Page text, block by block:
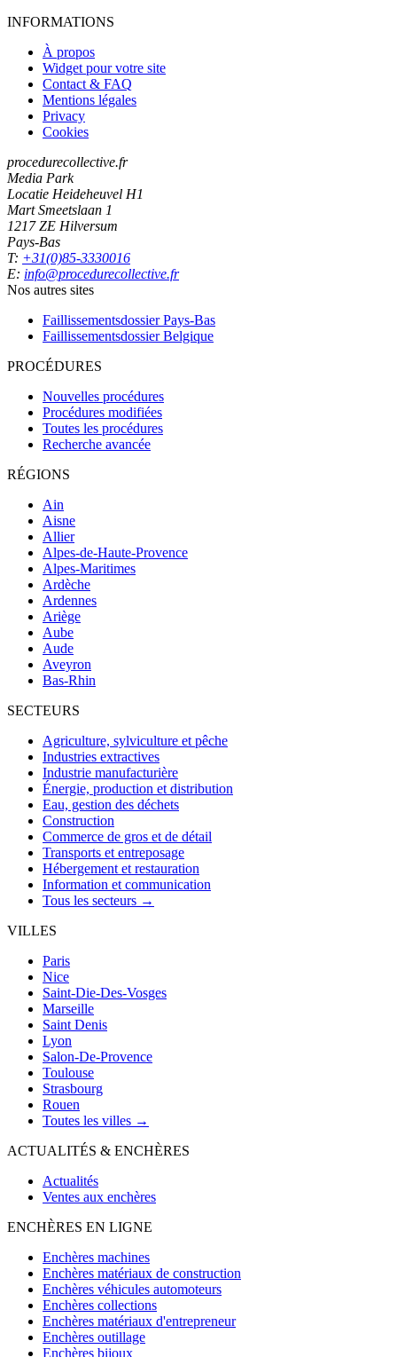
INFORMATIONS
À propos
Widget pour votre site
Contact & FAQ
Mentions légales
Privacy
Cookies
procedurecollective.fr
Media Park
Locatie Heideheuvel H1
Mart Smeetslaan 1
1217 ZE Hilversum
Pays-Bas
T: +31(0)85-3330016
E: info@procedurecollective.fr
Nos autres sites
Faillissementsdossier Pays-Bas
Faillissementsdossier Belgique
PROCÉDURES
Nouvelles procédures
Procédures modifiées
Toutes les procédures
Recherche avancée
RÉGIONS
Ain
Aisne
Allier
Alpes-de-Haute-Provence
Alpes-Maritimes
Ardèche
Ardennes
Ariège
Aube
Aude
Aveyron
Bas-Rhin
SECTEURS
Agriculture, sylviculture et pêche
Industries extractives
Industrie manufacturière
Énergie, production et distribution
Eau, gestion des déchets
Construction
Commerce de gros et de détail
Transports et entreposage
Hébergement et restauration
Information et communication
Tous les secteurs →
VILLES
Paris
Nice
Saint-Die-Des-Vosges
Marseille
Saint Denis
Lyon
Salon-De-Provence
Toulouse
Strasbourg
Rouen
Toutes les villes →
ACTUALITÉS & ENCHÈRES
Actualités
Ventes aux enchères
ENCHÈRES EN LIGNE
Enchères machines
Enchères matériaux de construction
Enchères véhicules automoteurs
Enchères collections
Enchères matériaux d'entrepreneur
Enchères outillage
Enchères bijoux